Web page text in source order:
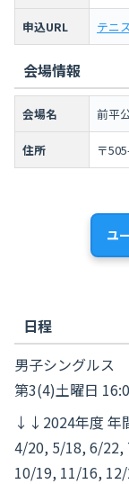
申込URL テニ
会場情報
会場名 前平
住所 〒
ユ
日程
男子シングルス
第3(4)土曜日
↓↓2024年度 年
4/20, 5/18, 6/22,
10/19, 11/16,